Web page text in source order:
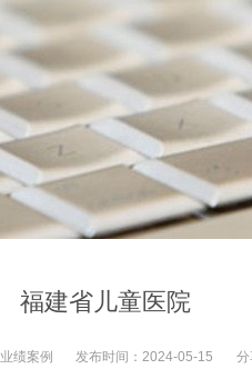
福建省儿童医院
业绩案例 发布时间： 2024-05-15 分